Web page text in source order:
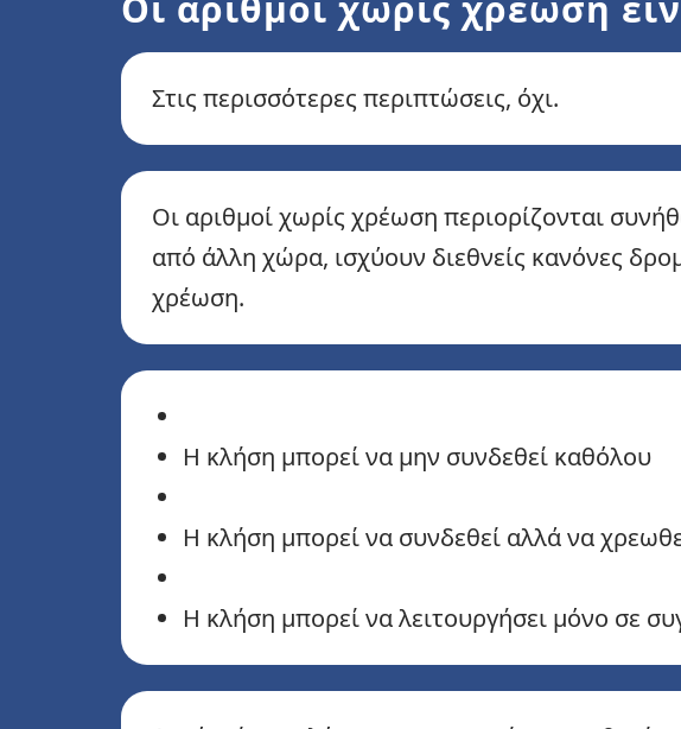
Στις περισσότερες περιπτώσεις, όχι.
Οι αριθμοί χωρίς χρέωση περιορίζονται
από άλλη χώρα, ισχύουν διεθνείς κανόνες
χρέωση.
Η κλήση μπορεί να μην συνδεθεί καθόλου
Η κλήση μπορεί να συνδεθεί αλλά να
Η κλήση μπορεί να λειτουργήσει μόνο σε